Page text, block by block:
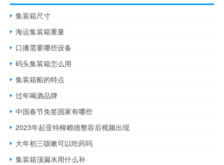
集装箱尺寸
海运集装箱重量
口播需要哪些设备
码头集装箱怎么用
集装箱船的特点
过年喝酒品牌
中国春节免签国家有哪些
2023年起亚特柳赖德整容后视频出现
大年初三咳嗽可以吃药吗
集装箱顶漏水用什么补